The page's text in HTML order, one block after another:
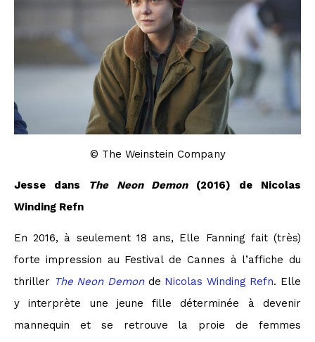
© The Weinstein Company
Jesse dans The Neon Demon(2016) de Nicolas
Winding Refn
En 2016, à seulement 18 ans, Elle Fanning fait (très)
forte impression au Festival de Cannes à l’affiche du
thriller The Neon Demonde Nicolas Winding Refn. Elle
y interprète une jeune fille déterminée à devenir
mannequin et se retrouve la proie de femmes